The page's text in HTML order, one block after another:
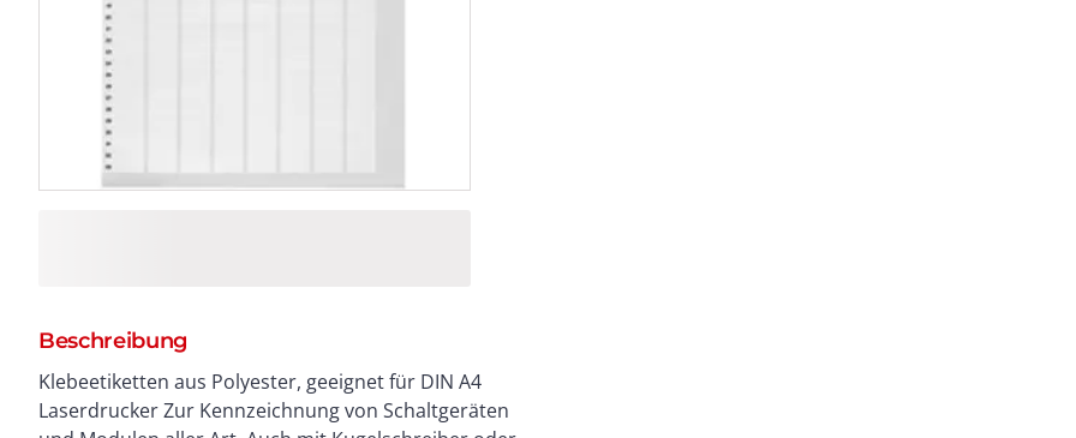
Beschreibung
Klebeetiketten aus Polyester, geeignet für DIN A4
Laserdrucker Zur Kennzeichnung von Schaltgeräten